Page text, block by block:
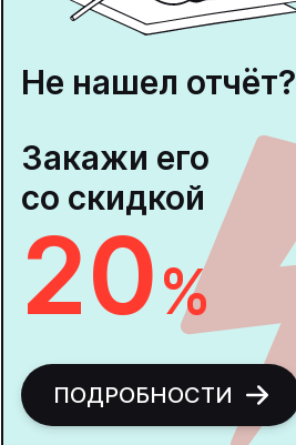
Не нашел отчёт?
Закажи его
со скидкой
20%
ПОДРОБНОСТИ